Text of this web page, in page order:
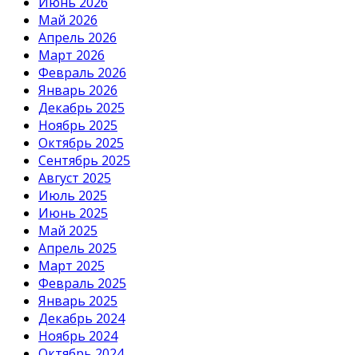
Май 2026
Апрель 2026
Март 2026
Февраль 2026
Январь 2026
Декабрь 2025
Ноябрь 2025
Октябрь 2025
Сентябрь 2025
Август 2025
Июль 2025
Июнь 2025
Май 2025
Апрель 2025
Март 2025
Февраль 2025
Январь 2025
Декабрь 2024
Ноябрь 2024